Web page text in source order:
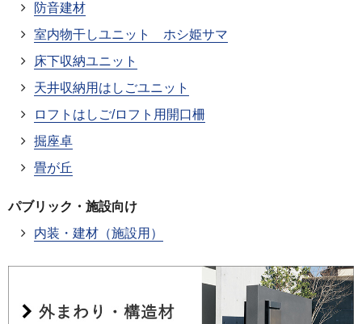
防音建材
室内物干しユニット ホシ姫サマ
床下収納ユニット
天井収納用はしごユニット
ロフトはしご/ロフト用開口柵
掘座卓
畳が丘
パブリック・施設向け
内装・建材（施設用）